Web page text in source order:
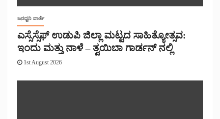
ಜನಧ್ವನಿ ವಾರ್ತೆ
ಎಸ್ಸೆಸ್ಸೆಫ್ ಉಡುಪಿ ಜಿಲ್ಲಾ ಮಟ್ಟದ ಸಾಹಿತ್ಯೋತ್ಸವ:
ಇಂದು ಮತ್ತು ನಾಳೆ – ತ್ವಯಿಬಾ ಗಾರ್ಡನ್ ನಲ್ಲಿ
1st August 2026